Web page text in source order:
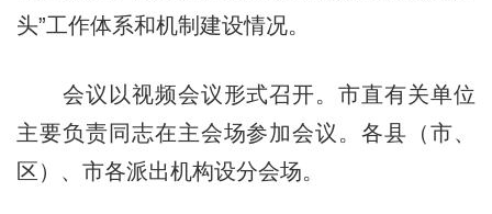
头”工作体系和机制建设情况。
会议以视频会议形式召开。市直有关单位
主要负责同志在主会场参加会议。各县（市、
区）、市各派出机构设分会场。